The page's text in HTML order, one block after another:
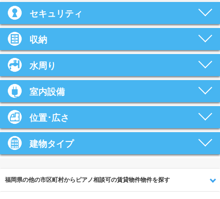
セキュリティ
収納
水周り
室内設備
位置･広さ
建物タイプ
福岡県の他の市区町村からピアノ相談可の賃貸物件物件を探す